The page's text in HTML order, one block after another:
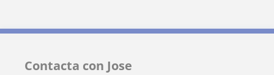
Contacta con Jose